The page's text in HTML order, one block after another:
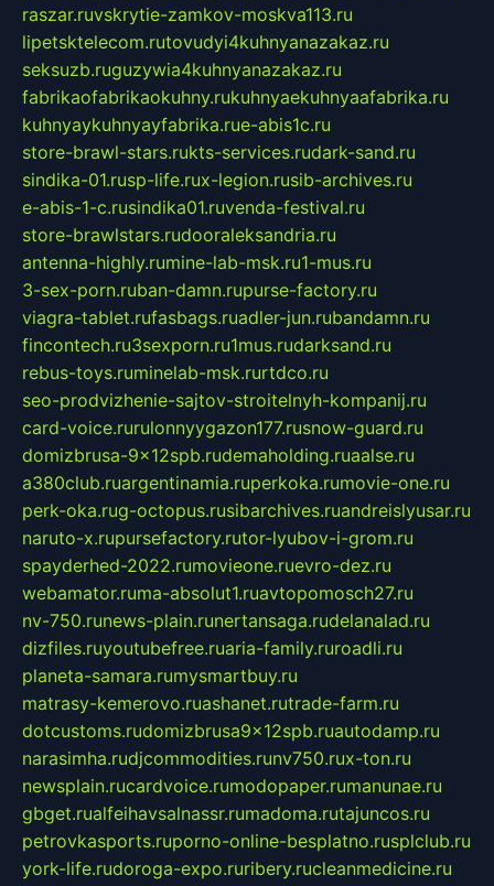
raszar.ruvskrytie-zamkov-moskva113.ru
lipetsktelecom.rutovudyi4kuhnyanazakaz.ru
seksuzb.ruguzywia4kuhnyanazakaz.ru
fabrikaofabrikaokuhny.rukuhnyaekuhnyaafabrika.ru
kuhnyaykuhnyayfabrika.rue-abis1c.ru
store-brawl-stars.rukts-services.rudark-sand.ru
sindika-01.rusp-life.rux-legion.rusib-archives.ru
e-abis-1-c.rusindika01.ruvenda-festival.ru
store-brawlstars.rudooraleksandria.ru
antenna-highly.rumine-lab-msk.ru1-mus.ru
3-sex-porn.ruban-damn.rupurse-factory.ru
viagra-tablet.rufasbags.ruadler-jun.rubandamn.ru
fincontech.ru3sexporn.ru1mus.rudarksand.ru
rebus-toys.ruminelab-msk.rurtdco.ru
seo-prodvizhenie-sajtov-stroitelnyh-kompanij.ru
card-voice.rurulonnyygazon177.rusnow-guard.ru
domizbrusa-9x12spb.rudemaholding.ruaalse.ru
a380club.ruargentinamia.ruperkoka.rumovie-one.ru
perk-oka.rug-octopus.rusibarchives.ruandreislyusar.ru
naruto-x.rupursefactory.rutor-lyubov-i-grom.ru
spayderhed-2022.rumovieone.ruevro-dez.ru
webamator.ruma-absolut1.ruavtopomosch27.ru
nv-750.runews-plain.runertansaga.rudelanalad.ru
dizfiles.ruyoutubefree.ruaria-family.ruroadli.ru
planeta-samara.rumysmartbuy.ru
matrasy-kemerovo.ruashanet.rutrade-farm.ru
dotcustoms.rudomizbrusa9x12spb.ruautodamp.ru
narasimha.rudjcommodities.runv750.rux-ton.ru
newsplain.rucardvoice.rumodopaper.rumanunae.ru
gbget.rualfeihavsalnassr.rumadoma.rutajuncos.ru
petrovkasports.ruporno-online-besplatno.rusplclub.ru
york-life.rudoroga-expo.ruribery.rucleanmedicine.ru